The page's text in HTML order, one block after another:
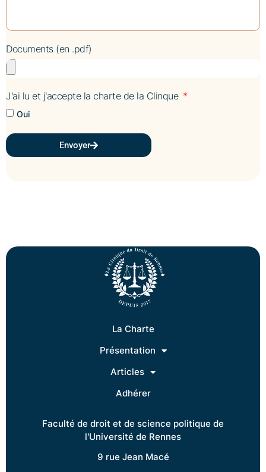
Documents (en .pdf)
J'ai lu et j'accepte la charte de la Clinque
Oui
Envoyer
La Charte
Présentation
Articles
Adhérer
Faculté de droit et de science politique de
l'Université de Rennes
9 rue Jean Macé